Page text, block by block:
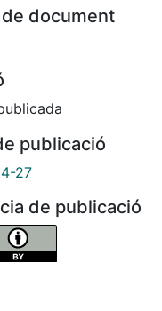
document
publicació
27
de publicació